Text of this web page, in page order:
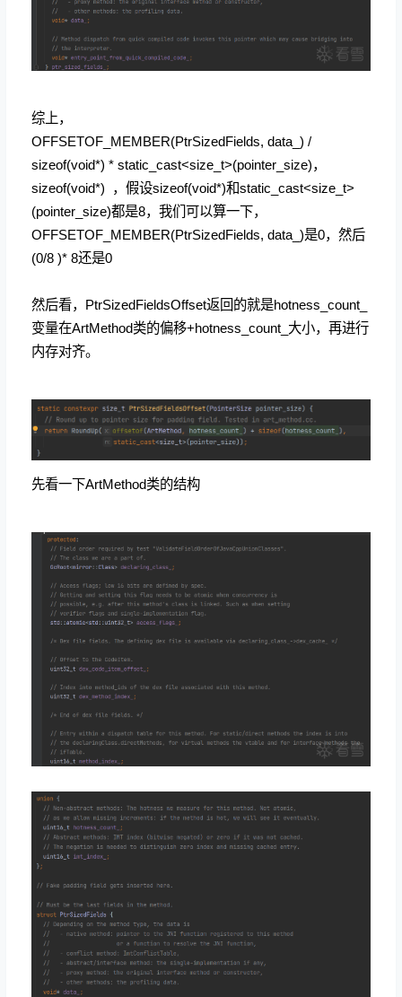
综上，
OFFSETOF_MEMBER(PtrSizedFields, data_) /
sizeof(void*) * static_cast<size_t>(pointer_size)，
sizeof(void*) ，假设sizeof(void*)和static_cast<size_t>
(pointer_size)都是8， 我们可以算一下，
OFFSETOF_MEMBER(PtrSizedFields, data_)是0，然后
(0/8 )* 8还是0
然后看，PtrSizedFieldsOffset返回的就是hotness_count_
变量在ArtMethod类的偏移+hotness_count_大小，再进行
内存对齐。
先看一下ArtMethod类的结构